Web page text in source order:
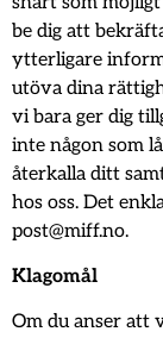
be dig att
ytterligare
utöva dina
vi bara ger dig
inte någon som
återkalla ditt
hos oss. Det
post@miff.no.
Klagomål
Om du anser att